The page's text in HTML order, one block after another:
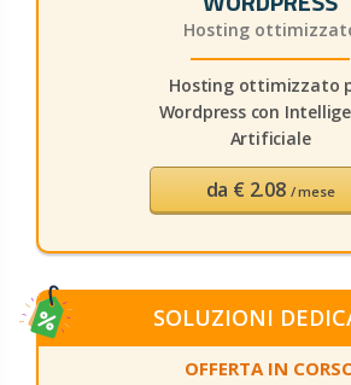
Hosting
Hosting ottimizzato
Wordpress con
Artificiale
da € 2.08 / mese
SOLUZIONI
OFFERTA IN